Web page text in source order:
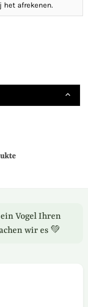
het afrekenen.
Vogel Ihren
wir es 💚